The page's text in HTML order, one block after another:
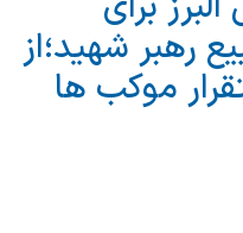
رهبر شهید؛از
موکب ها